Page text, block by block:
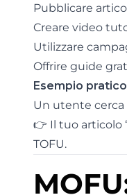
Pubblicare
Creare video
Utilizzare
Offrire guide
Esempio
Un utente cerca
👉 Il tuo articolo
TOFU.